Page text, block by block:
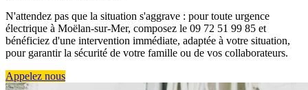
N'attendez pas que la situation s'aggrave : pour toute urgence
électrique à Moëlan-sur-Mer, composez le 09 72 51 99 85 et
bénéficiez d'une intervention immédiate, adaptée à votre situation,
pour garantir la sécurité de votre famille ou de vos collaborateurs.
Appelez nous